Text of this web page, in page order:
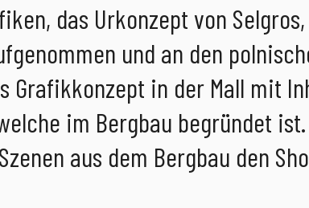
das Urkonzept von
und an den
Grafikkonzept in der Mall mit
im Bergbau begründet
aus dem Bergbau den